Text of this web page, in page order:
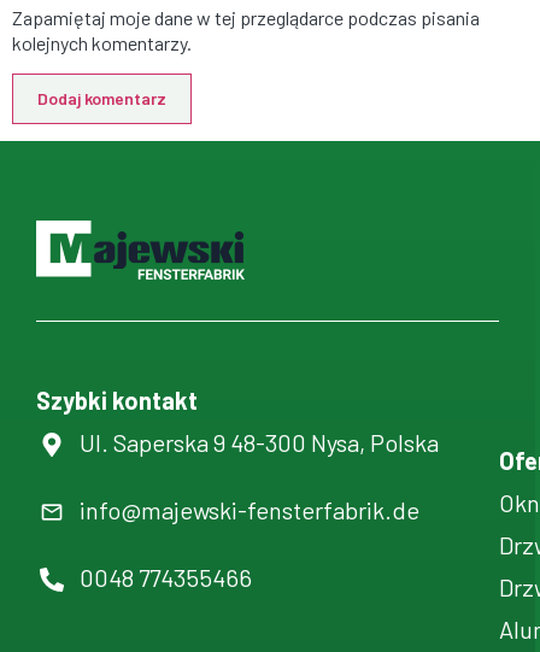
Zapamiętaj moje dane w tej przeglądarce podczas pisania
kolejnych komentarzy.
Szybki kontakt
Ul. Saperska 9 48-300 Nysa, Polska
info@majewski-fensterfabrik.de
0048 774355466